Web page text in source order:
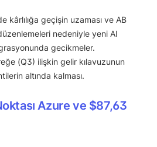
kârlılığa geçişin uzaması ve AB
nedeniyle yeni AI
gecikmeler.
(Q3) ilişkin gelir kılavuzunun
altında kalması.
Azure ve $87,63